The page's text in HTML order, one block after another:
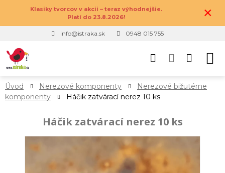
Klasiky tvorcov v akcii – teraz výhodnejšie.
Platí do 23.8.2026!
×
info@istraka.sk 0948 015 755
Úvod Nerezové komponenty
Nerezové bižutérne
komponenty
Háčik zatvárací nerez 10 ks
Háčik zatvárací nerez 10 ks